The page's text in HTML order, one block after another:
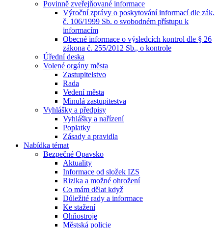
Povinně zveřejňované informace
Výroční zprávy o poskytování informací dle zák.
č. 106/1999 Sb. o svobodném přístupu k
informacím
Obecné informace o výsledcích kontrol dle § 26
zákona č. 255/2012 Sb., o kontrole
Úřední deska
Volené orgány města
Zastupitelstvo
Rada
Vedení města
Minulá zastupitestva
Vyhlášky a předpisy
Vyhlášky a nařízení
Poplatky
Zásady a pravidla
Nabídka témat
Bezpečné Opavsko
Aktuality
Informace od složek IZS
Rizika a možné ohrožení
Co mám dělat když
Důležité rady a informace
Ke stažení
Ohňostroje
Městská policie